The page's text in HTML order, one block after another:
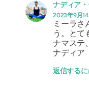
ナディア
2023年9月14
ミーラさ
う。とて
ナマステ、
ナディア
返信する